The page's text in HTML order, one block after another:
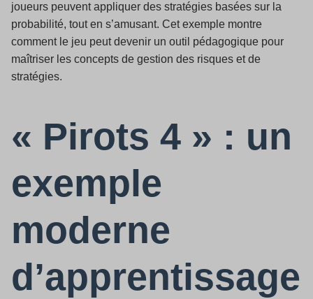
joueurs peuvent appliquer des stratégies basées sur la
probabilité, tout en s’amusant. Cet exemple montre
comment le jeu peut devenir un outil pédagogique pour
maîtriser les concepts de gestion des risques et de
stratégies.
« Pirots 4 » : un
exemple
moderne
d’apprentissage